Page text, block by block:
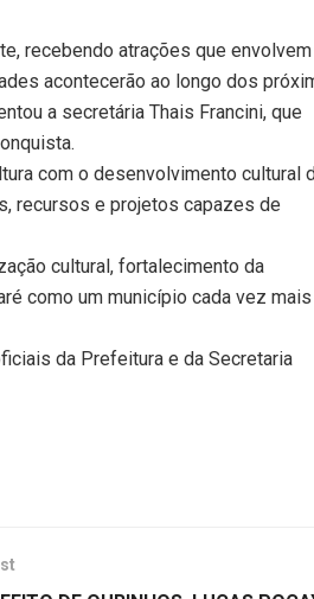
recebendo atrações que envolvem
acontecerão ao longo dos
a secretária Thais Francini, que
com o desenvolvimento cultural
recursos e projetos capazes de
cultural, fortalecimento da
como um município cada vez mais
da Prefeitura e da Secretaria